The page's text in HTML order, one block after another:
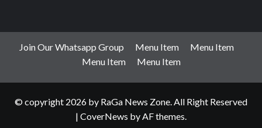
Join Our Whatsapp Group Menu Item
Menu Item
Menu Item
Menu Item
© copyright 2026 by RaGa News Zone. All Right Reserved
| CoverNews by AF themes.